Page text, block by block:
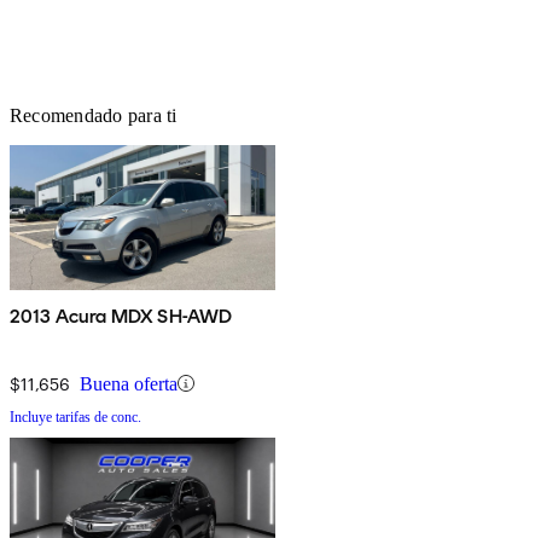
Recomendado para ti
2013 Acura MDX SH-AWD
$11,656 Buena oferta
Incluye tarifas de conc.